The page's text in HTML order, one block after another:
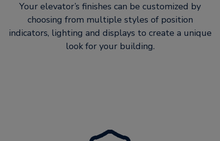
Your elevator’s finishes can be customized by
choosing from multiple styles of position
indicators, lighting and displays to create a unique
look for your building.